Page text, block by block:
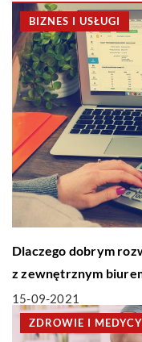
BIZNES I USŁUGI
Dlaczego dobrym
z zewnętrznym
15-09-2021
ZDROWIE I